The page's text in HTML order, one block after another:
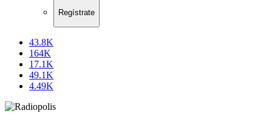
Regístrate
43.8K
164K
17.1K
49.1K
4.49K